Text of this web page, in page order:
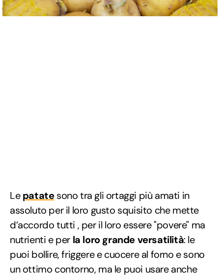
Lepatatesono tra gli ortaggi più amati in
assoluto per il loro gusto squisito che mette
d’accordo tutti , per il loro essere "povere" ma
nutrienti e per la loro grande versatilità: le
puoi bollire, friggere e cuocere al forno e sono
un ottimo contorno, ma le puoi usare anche